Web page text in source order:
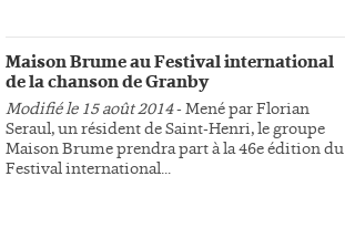
Maison Brume au Festival international
de la chanson de Granby
Modifié le 15 août 2014- Mené par Florian
Seraul, un résident de Saint-Henri, le groupe
Maison Brume prendra part à la 46e édition du
Festival international...